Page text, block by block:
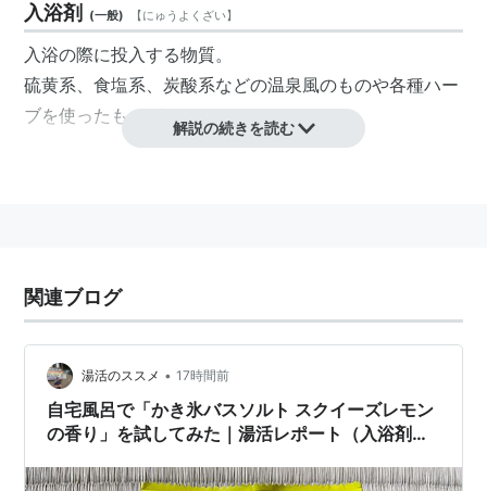
入浴剤 (一般) 【にゅうよくざい】
入浴の際に投入する物質。
硫黄系、食塩系、炭酸系などの温泉風のものや各種ハー
ブを使ったものがある。
解説の続きを読む
関連ブログ
湯活のススメ • 17時間前
自宅風呂で「かき氷バスソルト スクイーズレモン
の香り」を試してみた｜湯活レポート（入浴剤